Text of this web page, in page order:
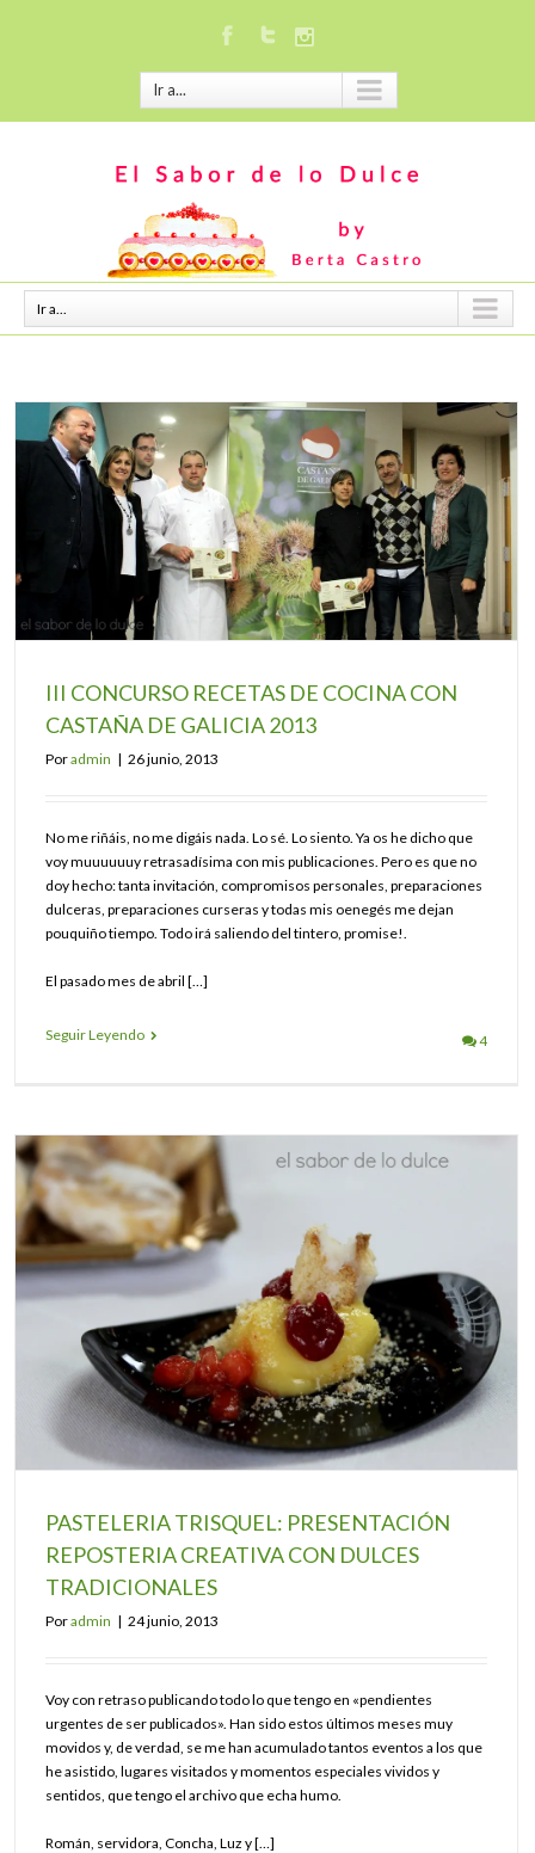
Ir a...
Ir a...
III CONCURSO RECETAS DE COCINA CON
CASTAÑA DE GALICIA 2013
Poradmin | 26 junio, 2013
No me riñáis, no me digáis nada. Lo sé. Lo siento. Ya os he dicho que
voy muuuuuuy retrasadísima con mis publicaciones. Pero es que no
doy hecho: tanta invitación, compromisos personales, preparaciones
dulceras, preparaciones curseras y todas mis oenegés me dejan
pouquiño tiempo. Todo irá saliendo del tintero, promise!.
El pasado mes de abril […]
Seguir Leyendo 4
PASTELERIA TRISQUEL: PRESENTACIÓN
REPOSTERIA CREATIVA CON DULCES
TRADICIONALES
Poradmin | 24 junio, 2013
Voy con retraso publicando todo lo que tengo en «pendientes
urgentes de ser publicados». Han sido estos últimos meses muy
movidos y, de verdad, se me han acumulado tantos eventos a los que
he asistido, lugares visitados y momentos especiales vividos y
sentidos, que tengo el archivo que echa humo.
Román, servidora, Concha, Luz y […]